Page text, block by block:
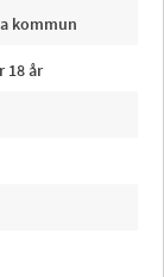
kommun
18 år